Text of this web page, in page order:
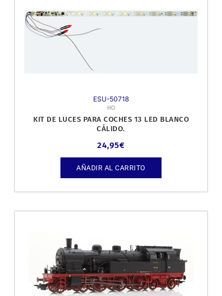
ESU-50718
HO
KIT DE LUCES PARA COCHES 13 LED BLANCO
CÁLIDO.
24,95€
AÑADIR AL CARRITO